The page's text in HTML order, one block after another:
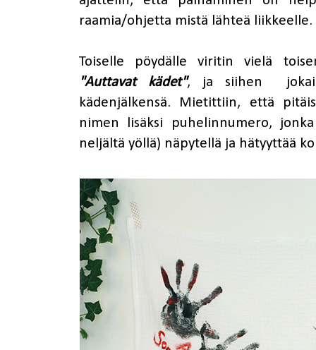
raamia/ohjetta mistä lähteä liikkeelle.
Toiselle pöydälle viritin vielä
"Auttavat kädet", ja siihen
kädenjälkensä. Mietittiin, että
nimen lisäksi puhelinnumero,
neljältä yöllä) näpytellä ja hätyyttää